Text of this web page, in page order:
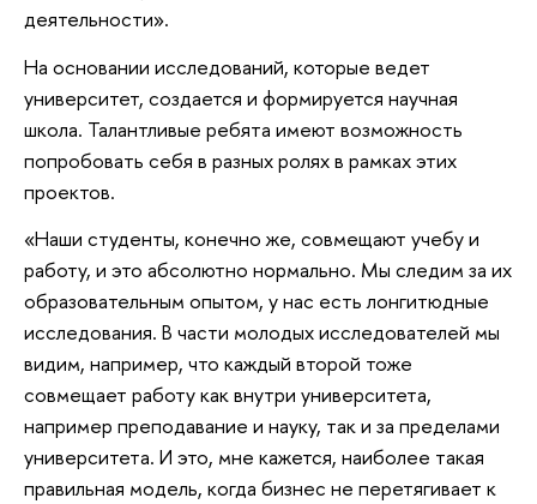
деятельности».
На основании исследований, которые ведет
университет, создается и формируется научная
школа. Талантливые ребята имеют возможность
попробовать себя в разных ролях в рамках этих
проектов.
«Наши студенты, конечно же, совмещают учебу и
работу, и это абсолютно нормально. Мы следим за их
образовательным опытом, у нас есть лонгитюдные
исследования. В части молодых исследователей мы
видим, например, что каждый второй тоже
совмещает работу как внутри университета,
например преподавание и науку, так и за пределами
университета. И это, мне кажется, наиболее такая
правильная модель, когда бизнес не перетягивает к